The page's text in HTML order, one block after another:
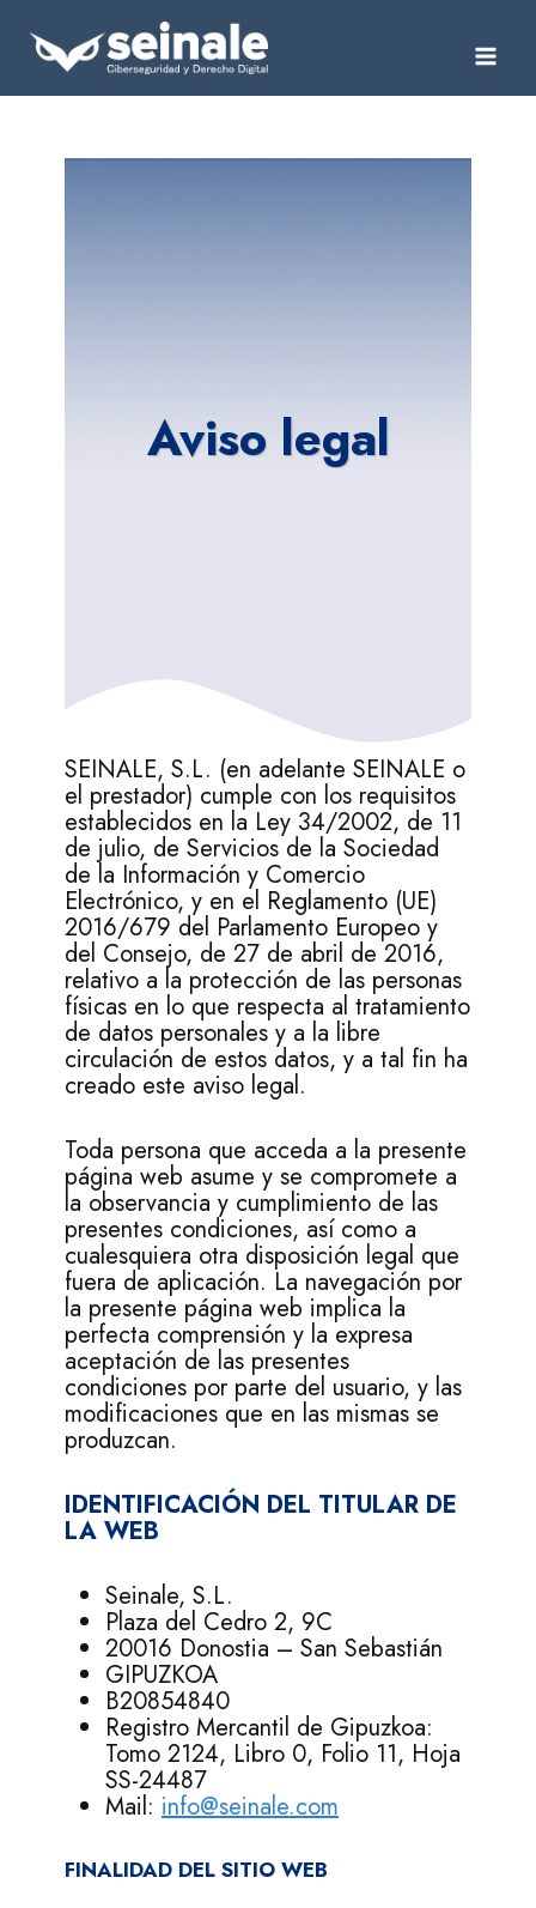
contenido
Aviso legal
SEINALE, S.L. (en adelante SEINALE o
el prestador) cumple con los requisitos
establecidos en la Ley 34/2002, de 11
de julio, de Servicios de la Sociedad
de la Información y Comercio
Electrónico, y en el Reglamento (UE)
2016/679 del Parlamento Europeo y
del Consejo, de 27 de abril de 2016,
relativo a la protección de las personas
físicas en lo que respecta al tratamiento
de datos personales y a la libre
circulación de estos datos, y a tal fin ha
creado este aviso legal.
Toda persona que acceda a la presente
página web asume y se compromete a
la observancia y cumplimiento de las
presentes condiciones, así como a
cualesquiera otra disposición legal que
fuera de aplicación. La navegación por
la presente página web implica la
perfecta comprensión y la expresa
aceptación de las presentes
condiciones por parte del usuario, y las
modificaciones que en las mismas se
produzcan.
IDENTIFICACIÓN DEL TITULAR DE
LA WEB
Seinale, S.L.
Plaza del Cedro 2, 9C
20016 Donostia – San Sebastián
GIPUZKOA
B20854840
Registro Mercantil de Gipuzkoa:
Tomo 2124, Libro 0, Folio 11, Hoja
SS-24487
Mail: info@seinale.com
FINALIDAD DEL SITIO WEB